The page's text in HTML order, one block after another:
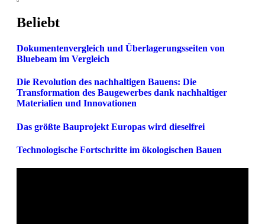
Beliebt
Dokumentenvergleich und Überlagerungsseiten von
Bluebeam im Vergleich
Die Revolution des nachhaltigen Bauens: Die
Transformation des Baugewerbes dank nachhaltiger
Materialien und Innovationen
Das größte Bauprojekt Europas wird dieselfrei
Technologische Fortschritte im ökologischen Bauen